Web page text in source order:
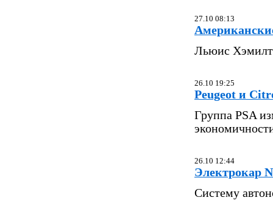
27.10 08:13
Льюис
26.10 19:25
Peugeot и
Группа PSA
26.10 12:44
Электрокар
Систему